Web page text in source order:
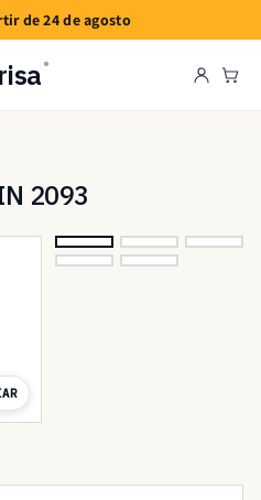
de 24 de agosto
®
2093